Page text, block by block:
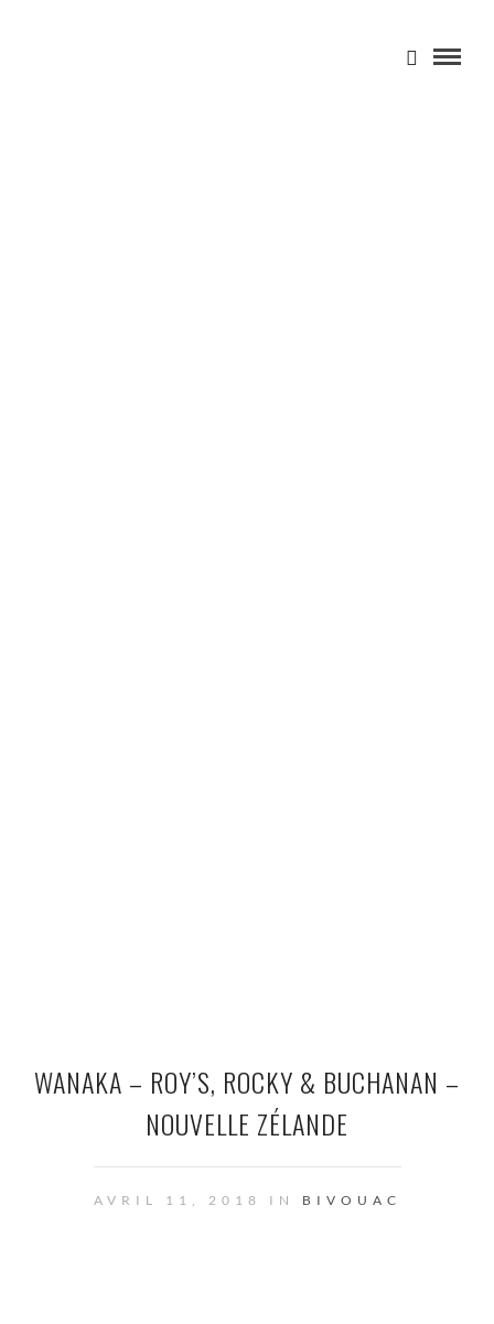
WANAKA – ROY’S, ROCKY & BUCHANAN –
NOUVELLE ZÉLANDE
AVRIL 11, 2018 IN BIVOUAC